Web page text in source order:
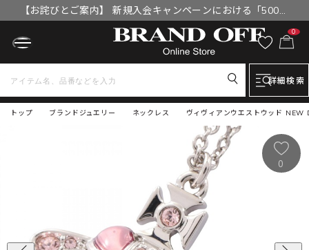
【お詫びとご案内】 新規入会キャンペーンにおける「500円
OFFクーポン」付与漏れと補填について
0
詳細検索
トップ ヴィヴィアンウエストウッド
ブランドジュエリー ネックレス
0